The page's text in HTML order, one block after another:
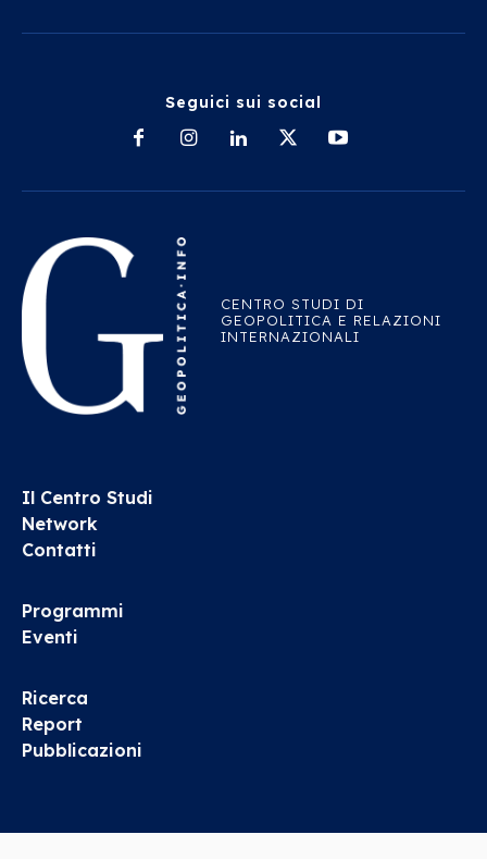
Seguici sui social
CENTRO STUDI DI
GEOPOLITICA E RELAZIONI
INTERNAZIONALI
Il Centro Studi
Network
Contatti
Programmi
Eventi
Ricerca
Report
Pubblicazioni